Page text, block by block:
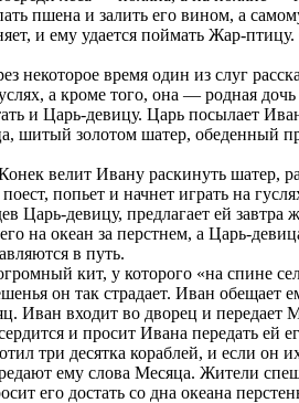
пшена и залить его вином, а
и ему удается поймать Жар-
некоторое время один из слуг
а кроме того, она — родная
и Царь-девицу. Царь посылает
шитый золотом шатер, обеденный
велит Ивану раскинуть шатер,
попьет и начнет играть на
Царь-девицу, предлагает ей
на океан за перстнем, а Царь-
в путь.
кит, у которого «на спине
он так страдает. Иван
входит во дворец и передает
и просит Ивана передать
три десятка кораблей, и если
ему слова Месяца. Жители
его достать со дна океана